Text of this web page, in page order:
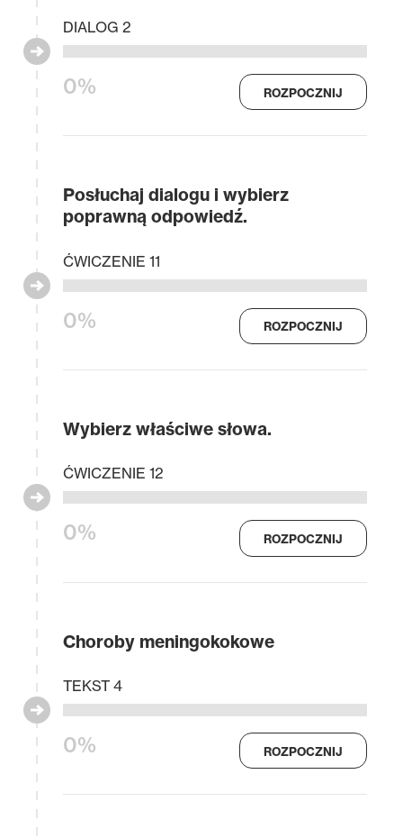
0%
DIALOG 2
ROZPOCZNIJ
Posłuchaj dialogu i wybierz
poprawną odpowiedź.
0%
ĆWICZENIE 11
ROZPOCZNIJ
Wybierz właściwe słowa.
0%
ĆWICZENIE 12
ROZPOCZNIJ
Choroby meningokokowe
0%
TEKST 4
ROZPOCZNIJ